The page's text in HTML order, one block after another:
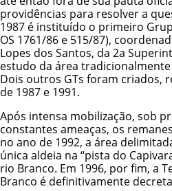
providências para resolver a
1987 é instituído o primeiro
OS 1761/86 e 515/87),
Lopes dos Santos, da 2a
estudo da área
Dois outros GTs foram criados,
de 1987 e 1991.
Após intensa mobilização, sob
constantes ameaças, os
no ano de 1992, a área
única aldeia na “pista do
rio Branco. Em 1996, por fim, a
Branco é definitivamente